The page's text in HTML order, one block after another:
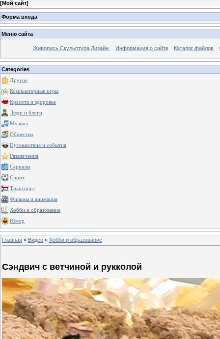
[Мой сайт]
Форма входа
Меню сайта
Живопись.Скульптура.Дизайн. Информация о сайте Каталог файлов
Categories
Другое
Компьютерные игры
Красота и здоровье
Люди и блоги
Музыка
Общество
Путешествия и события
Развлечения
Сериалы
Спорт
Транспорт
Фильмы и анимация
Хобби и образование
Юмор
Главная » Видео » Хобби и образование
Сэндвич с ветчиной и рукколой